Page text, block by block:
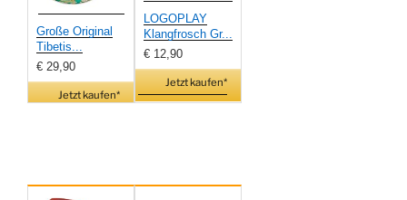
Große Original
Tibetis...
€ 29,90
Jetzt kaufen*
LOGOPLAY
Klangfrosch Gr...
€ 12,90
Jetzt kaufen*